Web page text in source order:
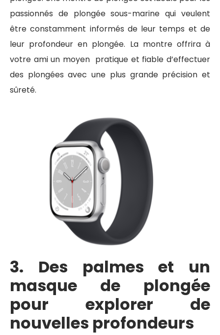
passionnés de plongée sous-marine qui veulent
être constamment informés de leur temps et de
leur profondeur en plongée. La montre offrira à
votre ami un moyen pratique et fiable d’effectuer
des plongées avec une plus grande précision et
sûreté.
3. Des palmes et un
masque de plongée
pour explorer de
nouvelles profondeurs